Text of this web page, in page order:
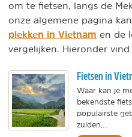
om te fietsen, langs de
onze algemene pagina
plekken in Vietnam en de
vergelijken. Hieronder vind
Fietsen in
Waar kan je
bekendste
populairste
zuiden,...